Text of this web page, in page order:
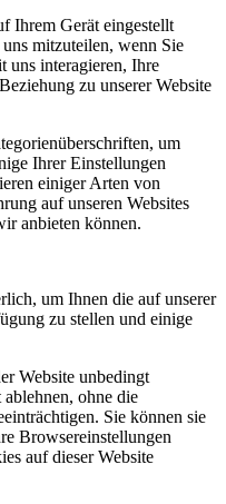
Ihrem Gerät eingestellt
mitzuteilen, wenn Sie
uns interagieren, Ihre
zu unserer Website
um
Ihrer Einstellungen
einiger Arten von
auf unseren Websites
anbieten können.
um Ihnen die auf unserer
zu stellen und einige
Website unbedingt
ohne die
Sie können sie
Browsereinstellungen
auf dieser Website